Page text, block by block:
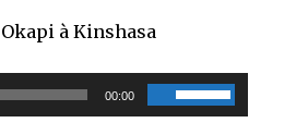
à Kinshasa
00:00
Utilisez
les